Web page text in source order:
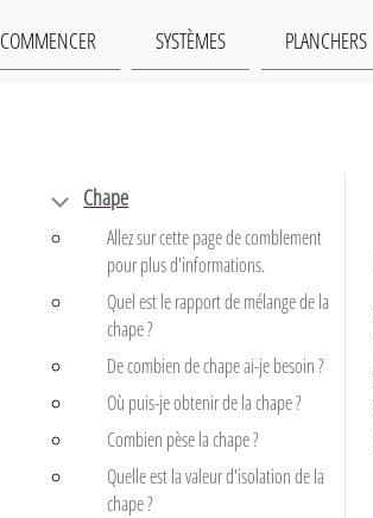
COMMENCER SYSTÈMES PLANCHERS
Chape
Allez sur cette page de comblement
pour plus d'informations.
Quel est le rapport de mélange de la
chape ?
De combien de chape ai-je besoin ?
Où puis-je obtenir de la chape ?
Combien pèse la chape ?
Quelle est la valeur d'isolation de la
chape ?